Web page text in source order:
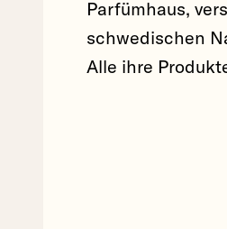
Parfümhaus,
schwedischen
Alle ihre